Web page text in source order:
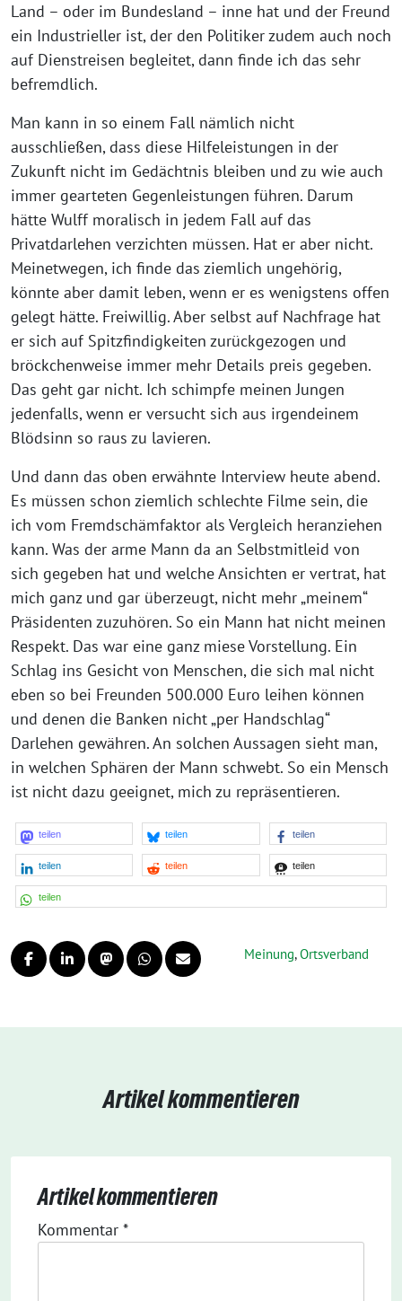
Land – oder im Bundesland – inne hat und der Freund
ein Industrieller ist, der den Politiker zudem auch noch
auf Dienstreisen begleitet, dann finde ich das sehr
befremdlich.
Man kann in so einem Fall nämlich nicht
ausschließen, dass diese Hilfeleistungen in der
Zukunft nicht im Gedächtnis bleiben und zu wie auch
immer gearteten Gegenleistungen führen. Darum
hätte Wulff moralisch in jedem Fall auf das
Privatdarlehen verzichten müssen. Hat er aber nicht.
Meinetwegen, ich finde das ziemlich ungehörig,
könnte aber damit leben, wenn er es wenigstens offen
gelegt hätte. Freiwillig. Aber selbst auf Nachfrage hat
er sich auf Spitzfindigkeiten zurückgezogen und
bröckchenweise immer mehr Details preis gegeben.
Das geht gar nicht. Ich schimpfe meinen Jungen
jedenfalls, wenn er versucht sich aus irgendeinem
Blödsinn so raus zu lavieren.
Und dann das oben erwähnte Interview heute abend.
Es müssen schon ziemlich schlechte Filme sein, die
ich vom Fremdschämfaktor als Vergleich heranziehen
kann. Was der arme Mann da an Selbstmitleid von
sich gegeben hat und welche Ansichten er vertrat, hat
mich ganz und gar überzeugt, nicht mehr „meinem“
Präsidenten zuzuhören. So ein Mann hat nicht meinen
Respekt. Das war eine ganz miese Vorstellung. Ein
Schlag ins Gesicht von Menschen, die sich mal nicht
eben so bei Freunden 500.000 Euro leihen können
und denen die Banken nicht „per Handschlag“
Darlehen gewähren. An solchen Aussagen sieht man,
in welchen Sphären der Mann schwebt. So ein Mensch
ist nicht dazu geeignet, mich zu repräsentieren.
teilen teilen teilen
teilen teilen teilen
teilen
Meinung,Ortsverband
Artikel kommentieren
Artikel kommentieren
Kommentar *